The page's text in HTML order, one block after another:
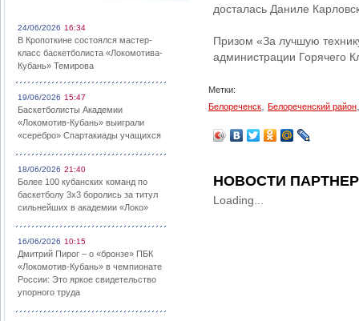
24/06/2026 16:34
В Кропоткине состоялся мастер-
класс баскетболиста «Локомотива-
Кубань» Темирова
19/06/2026 15:47
Баскетболисты Академии
«Локомотив-Кубань» выиграли
«серебро» Спартакиады учащихся
18/06/2026 21:40
Более 100 кубанских команд по
баскетболу 3х3 боролись за титул
сильнейших в академии «Локо»
16/06/2026 10:15
Дмитрий Пирог – о «бронзе» ПБК
«Локомотив-Кубань» в чемпионате
России: Это яркое свидетельство
упорного труда
досталась Даниле
Призом «За лучшую
администрации Горячего
Метки:
Белореченск
Белореченский район
НОВОСТИ
Loading...